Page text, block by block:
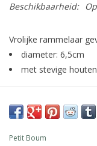
Beschikbaarheid:
Vrolijke rammelaar
diameter: 6,5cm
met stevige
Petit Boum